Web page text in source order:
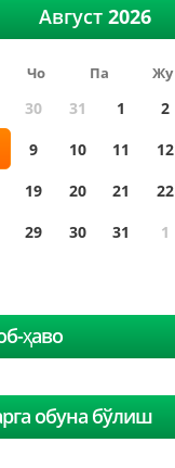
Август
Чо Па Жу
30 31 1 2
9 10 11 12
19 20 21 22
29 30 31 1
ҳаво
обуна бўлиш